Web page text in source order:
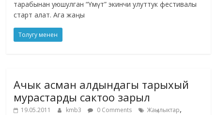
тарабынан уюшулган “Үмүт” экинчи улуттук фестивалы
старт алат. Ага жаңы
Толугу менен
Ачык асман алдындагы тарыхый
мурастарды сактоо зарыл
19.05.2011 kmb3 0 Comments Жаңылыктар,